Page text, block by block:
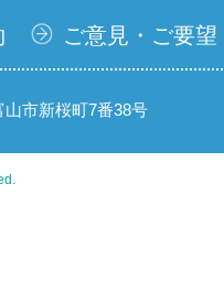
ご意見・ご要望
市新桜町7番38号